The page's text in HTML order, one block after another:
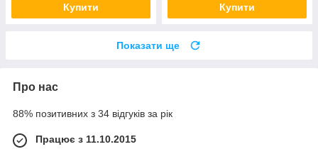
Купити Купити
Показати ще
Про нас
88% позитивних з 34 відгуків за рік
Працює з 11.10.2015